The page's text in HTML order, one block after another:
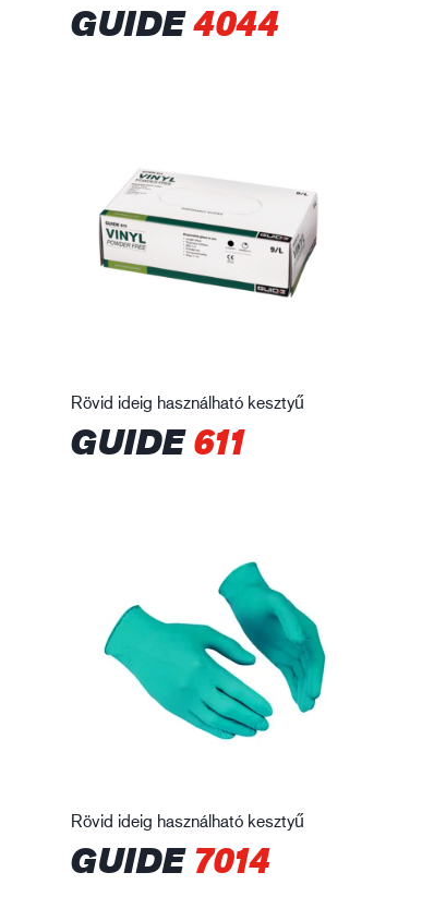
GUIDE4044
Rövid ideig használható kesztyű
GUIDE611
Rövid ideig használható kesztyű
GUIDE7014